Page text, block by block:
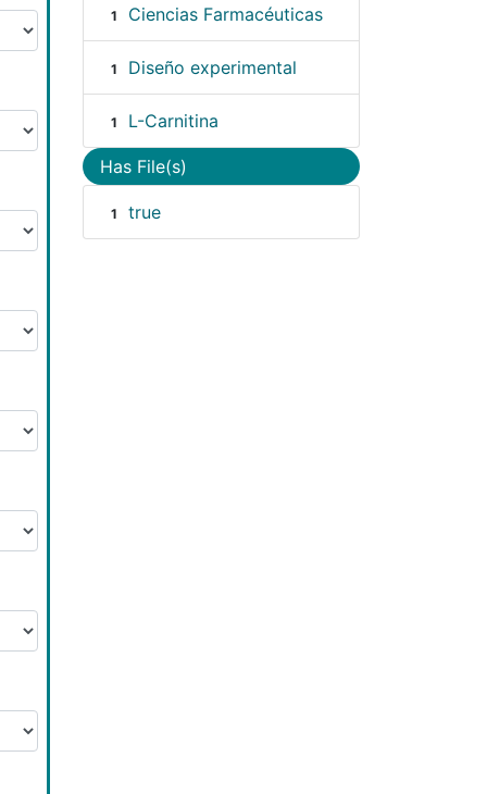
1 Ciencias Farmacéuticas
1 Diseño experimental
1 L-Carnitina
Has File(s)
1 true